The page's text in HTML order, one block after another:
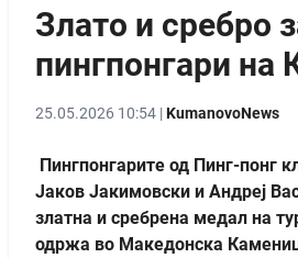
Злато и сребро
пингпонгари на
25.05.2026 10:54 |KumanovoNews
Пингпонгарите од Пинг-понг
Јаков Јакимовски и Андреј
златна и сребрена медал на
одржа во Македонска